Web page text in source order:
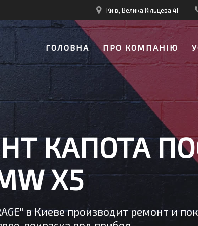
Київ, Велика Кільцева 4Г
ГОЛОВНА ПРО КОМПАНІЮ
КАПОТА
X5
в Киеве производит ремонт и